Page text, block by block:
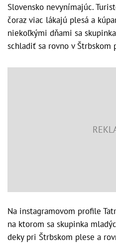
Slovensko nevynímajúc.
čoraz viac lákajú plesá a
niekoľkými dňami sa
schladiť sa rovno v Štrbskom
Na instagramovom profile
na ktorom sa skupinka
deky pri Štrbskom plese a